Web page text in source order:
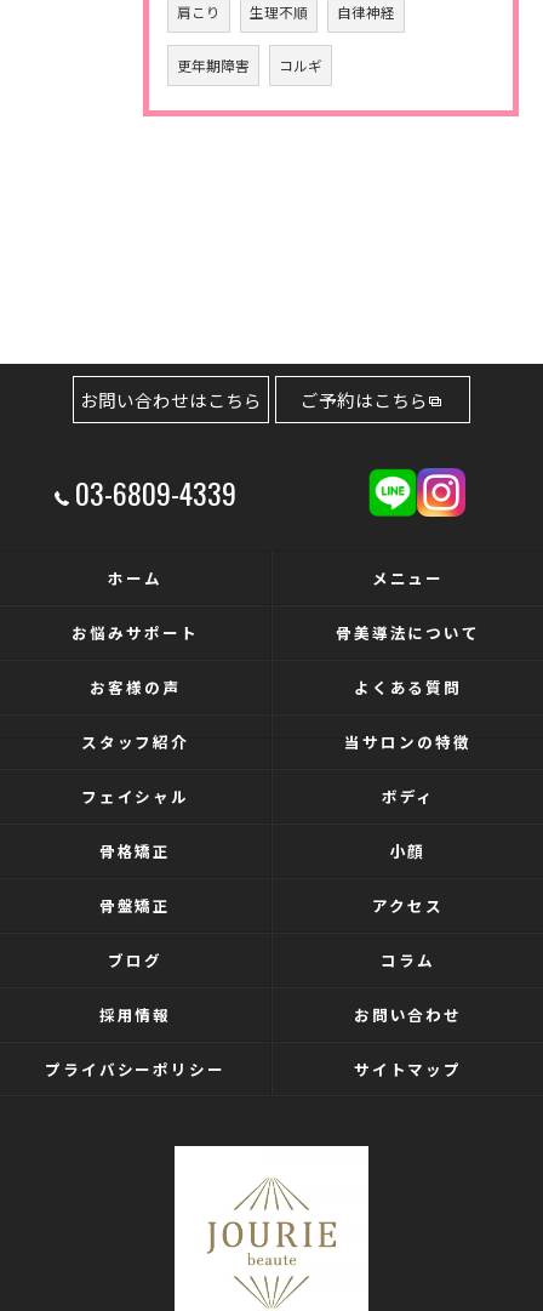
肩こり 生理不順 自律神経
更年期障害 コルギ
03-6809-4339
お問い合わせはこちら ご予約はこちら
ホーム メニュー
お悩みサポート 骨美導法について
お客様の声 よくある質問
スタッフ紹介 当サロンの特徴
フェイシャル ボディ
骨格矯正 小顔
骨盤矯正 アクセス
ブログ コラム
採用情報 お問い合わせ
プライバシーポリシー サイトマップ